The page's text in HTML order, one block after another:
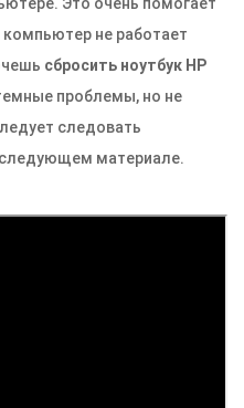
не работает
сбросить ноутбук HP
проблемы, но не
следовать
следующем материале.